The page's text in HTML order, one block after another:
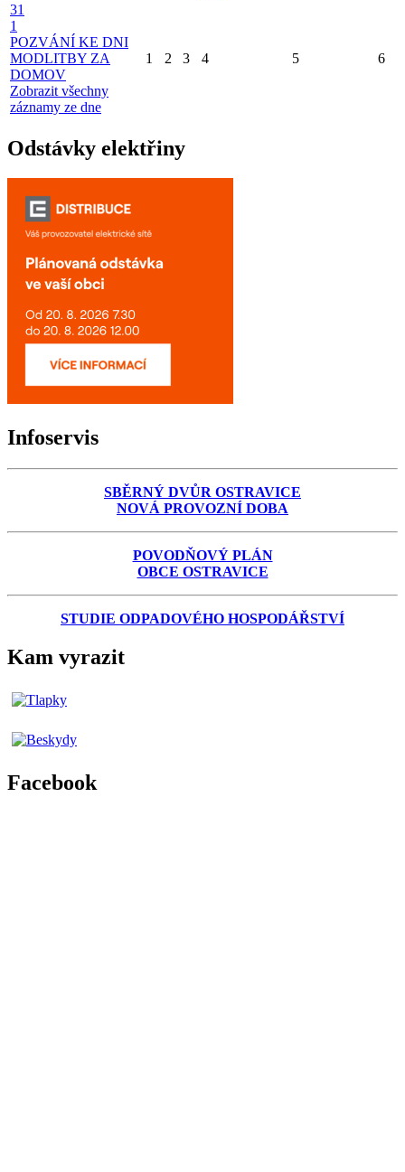
31
1
POZVÁNÍ KE DNI
MODLITBY ZA
DOMOV
Zobrazit všechny
záznamy ze dne
1 2 3 4 5 6
Odstávky elektřiny
Infoservis
SBĚRNÝ DVŮR OSTRAVICE
NOVÁ PROVOZNÍ DOBA
POVODŇOVÝ PLÁN
OBCE OSTRAVICE
STUDIE ODPADOVÉHO HOSPODÁŘSTVÍ
Kam vyrazit
Facebook